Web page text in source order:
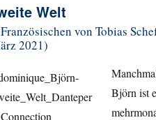
Welt
von Tobias
2021)
Björn ist